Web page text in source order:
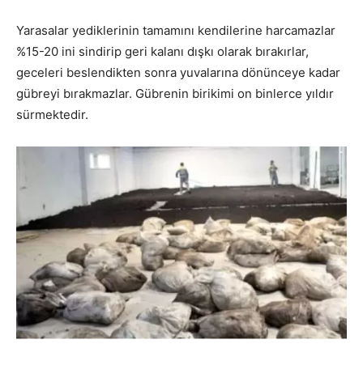
Yarasalar yediklerinin tamamını kendilerine harcamazlar
%15-20 ini sindirip geri kalanı dışkı olarak bırakırlar,
geceleri beslendikten sonra yuvalarına dönünceye kadar
gübreyi bırakmazlar. Gübrenin birikimi on binlerce yıldır
sürmektedir.